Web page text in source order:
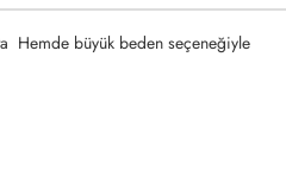
Hemde büyük beden seçeneğiyle